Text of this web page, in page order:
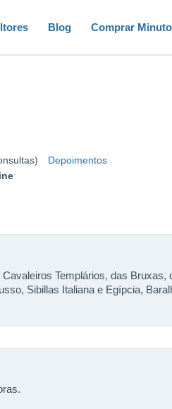
Blog Comprar
Depoimentos
Templários, das Bruxas,
Sibillas Italiana e Egípcia,